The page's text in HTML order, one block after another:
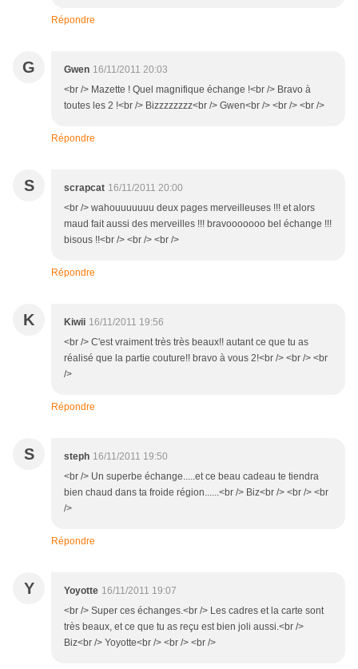
Répondre
G Gwen 16/11/2011 20:03
<br /> Mazette ! Quel magnifique échange !<br /> Bravo à
toutes les 2 !<br /> Bizzzzzzzz<br /> Gwen<br /> <br /> <br />
Répondre
S scrapcat 16/11/2011 20:00
<br /> wahouuuuuuu deux pages merveilleuses !!! et alors
maud fait aussi des merveilles !!! bravooooooo bel échange !!!
bisous !!<br /> <br /> <br />
Répondre
K Kiwii 16/11/2011 19:56
<br /> C'est vraiment très très beaux!! autant ce que tu as
réalisé que la partie couture!! bravo à vous 2!<br /> <br /> <br
/>
Répondre
S steph 16/11/2011 19:50
<br /> Un superbe échange.....et ce beau cadeau te tiendra
bien chaud dans ta froide région......<br /> Biz<br /> <br /> <br
/>
Répondre
Y Yoyotte 16/11/2011 19:07
<br /> Super ces échanges.<br /> Les cadres et la carte sont
très beaux, et ce que tu as reçu est bien joli aussi.<br />
Biz<br /> Yoyotte<br /> <br /> <br />